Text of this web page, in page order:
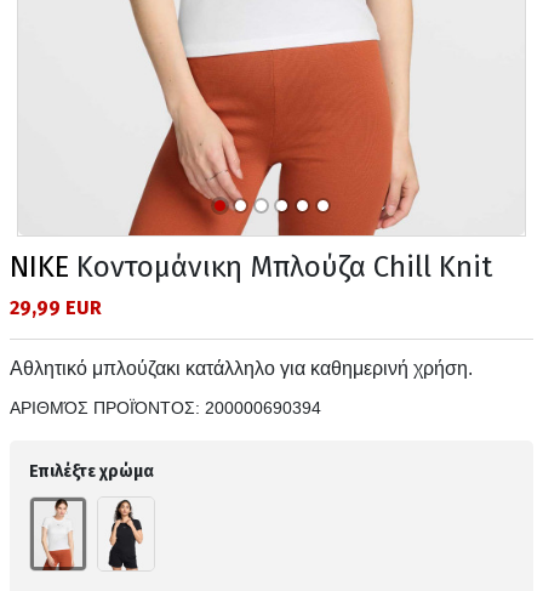
NIKE Κοντομάνικη Μπλούζα Chill Knit
29,99 EUR
Αθλητικό μπλούζακι κατάλληλο για καθημερινή χρήση.
ΑΡΙΘΜΌΣ ΠΡΟΪΌΝΤΟΣ: 200000690394
Επιλέξτε χρώμα